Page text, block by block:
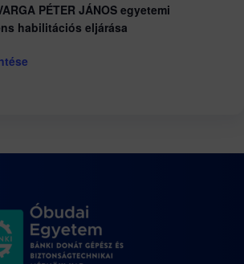
PÉTER JÁNOS egyetemi
habilitációs eljárása